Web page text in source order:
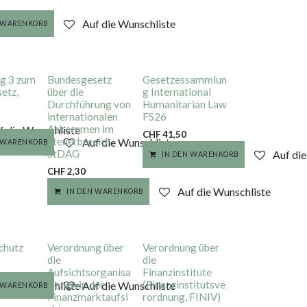
Auf die Wunschliste
die Wunschliste
3 zum
Auf die Wunschliste
Bundesgesetz
über die
Durchführung von
internationalen
Abkommen im
Steuerbereich,
StDAG
CHF2,30
IN DEN WARENKORB Auf die Wunschliste
Gesetzessammlun
g International
Humanitarian Law
FS26
CHF41,50
IN DEN WARENKORB Auf
die WunschlisteAuf die Wunschliste
Verordnung über
die
Aufsichtsorganisa
tionen in der
Finanzmarktaufsi
Verordnung über
die
Finanzinstitute
(Finanzinstitutsve
rordnung, FINIV)